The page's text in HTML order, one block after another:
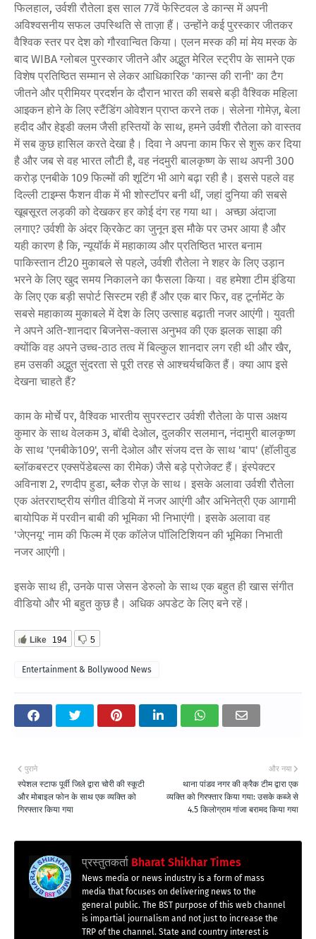
फिलहाल, उर्वशी रौतेला इस साल 77वें फेस्टिवल डे कान्स में अपनी
अविश्वसनीय सफल उपस्थिति से ताज़ा हैं। उन्होंने कई पुरस्कार जीतकर
वैश्विक स्तर पर देश को गौरवान्वित किया। एलन मस्क की मां मेय मस्क के
बाद WIBA ग्लोबल पुरस्कार जीतने और अद्भुत मेरिल स्ट्रीप के सामने एक
विशेष प्रतिष्ठित सम्मान से लेकर आधिकारिक 'कान्स की रानी' का टैग
जीतने और प्रीमियर प्रदर्शन के दौरान भारत की सबसे बड़ी वैश्विक महिला
आइकन होने के लिए स्टैंडिंग ओवेशन प्राप्त करने तक। सेलेना गोमेज़, बेला
हदीद और हेइडी क्लम जैसी हस्तियों के साथ, हमने उर्वशी रौतेला को वास्तव
में सब कुछ हासिल करते देखा है। दिवा ने अपना काम फिर से शुरू कर दिया
है और जब से वह भारत लौटी है, वह नंदमुरी बालकृष्ण के साथ अपनी 300
करोड़ एनबीके 109 फिल्मों की शूटिंग भी आगे बढ़ा रही है। इससे पहले वह
दिल्ली टाइम्स फैशन वीक में भी शोस्टॉपर बनी थीं, जहां दुनिया की सबसे
खूबसूरत लड़की को देखकर हर कोई दंग रह गया था।
अच्छा अंदाजा
लगाए? उर्वशी के अंदर क्रिकेट का जुनून इस मौके पर उभर आया है और
यही कारण है कि, न्यूयॉर्क में महाकाव्य और प्रतिष्ठित भारत बनाम
पाकिस्तान टी20 मुकाबले से पहले, उर्वशी रौतेला ने शहर के लिए उड़ान
भरने के लिए खुद समय निकालने का फैसला किया। वह हमेशा टीम इंडिया
के लिए एक बड़ी सपोर्ट सिस्टम रही हैं और एक बार फिर, वह टूर्नामेंट के
सबसे महाकाव्य मुकाबले में देश के लिए उत्साह बढ़ाती नजर आएंगी। युवती
ने अपने अति-शानदार बिजनेस-क्लास अनुभव की एक झलक साझा की
क्योंकि वह अपने उच्च-ठाठ तत्व में बिल्कुल शानदार लग रही थी और खैर,
हम उसकी अद्भुत सुंदरता से पूरी तरह से आश्चर्यचकित हैं। क्या आप इसे
देखना चाहते हैं?
काम के मोर्चे पर, वैश्विक भारतीय सुपरस्टार उर्वशी रौतेला के पास अक्षय
कुमार के साथ वेलकम 3, बॉबी देओल, दुलकीर सलमान, नंदामुरी बालकृष्ण
के साथ 'एनबीके109', सनी देओल और संजय दत्त के साथ 'बाप' (हॉलीवुड
ब्लॉकबस्टर एक्सपेंडेबल्स का रीमेक) जैसे बड़े प्रोजेक्ट हैं। इंस्पेक्टर
अविनाश 2, रणदीप हुडा, ब्लैक रोज़ के साथ। इसके अलावा उर्वशी रौतेला
एक अंतरराष्ट्रीय संगीत वीडियो में नजर आएंगी और अभिनेत्री एक आगामी
बायोपिक में परवीन बाबी की भूमिका भी निभाएंगी। इसके अलावा वह
'जेएनयू' नाम की फिल्म में एक कॉलेज पॉलिटिशियन की भूमिका निभाती
नजर आएंगी।
इसके साथ ही, उनके पास जेसन डेरुलो के साथ एक बहुत ही खास संगीत
वीडियो और भी बहुत कुछ है। अधिक अपडेट के लिए बने रहें।
Like 194 5
Entertainment & Bollywood News
और नया
थाना पांडव नगर की क्रैक टीम द्वारा एक
व्यक्ति को गिरफ्तार किया गया: उसके कब्जे से
4.5 किलोग्राम गांजा बरामद किया गया
पुराने
स्पेशल स्टाफ पूर्वी जिले द्वारा चोरी की स्कूटी
और मोबाइल फोन के साथ एक व्यक्ति को
गिरफ्तार किया गया
प्रस्तुतकर्ता Bharat Shikhar Times
News media or news industry is a form of mass
media that focuses on delivering news to the
general public. The BST purpose of this web channel
is impartial journalism and not just to increase the
TRP of the channel. State and country interest is